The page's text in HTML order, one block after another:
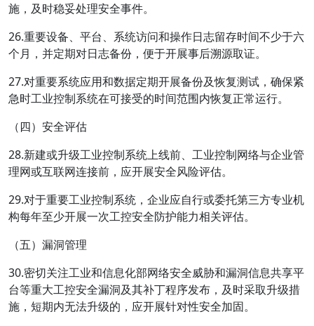
施，及时稳妥处理安全事件。
26.重要设备、平台、系统访问和操作日志留存时间不少于六
个月，并定期对日志备份，便于开展事后溯源取证。
27.对重要系统应用和数据定期开展备份及恢复测试，确保紧
急时工业控制系统在可接受的时间范围内恢复正常运行。
（四）安全评估
28.新建或升级工业控制系统上线前、工业控制网络与企业管
理网或互联网连接前，应开展安全风险评估。
29.对于重要工业控制系统，企业应自行或委托第三方专业机
构每年至少开展一次工控安全防护能力相关评估。
（五）漏洞管理
30.密切关注工业和信息化部网络安全威胁和漏洞信息共享平
台等重大工控安全漏洞及其补丁程序发布，及时采取升级措
施，短期内无法升级的，应开展针对性安全加固。